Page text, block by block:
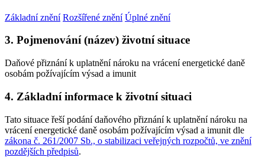
Základní znění Rozšířené znění Úplné znění
3. Pojmenování (název) životní situace
Daňové přiznání k uplatnění nároku na vrácení energetické daně
osobám požívajícím výsad a imunit
4. Základní informace k životní situaci
Tato situace řeší podání daňového přiznání k uplatnění nároku na
vrácení energetické daně osobám požívajícím výsad a imunit dle
zákona č. 261/2007 Sb., o stabilizaci veřejných rozpočtů, ve znění
pozdějších předpisů.